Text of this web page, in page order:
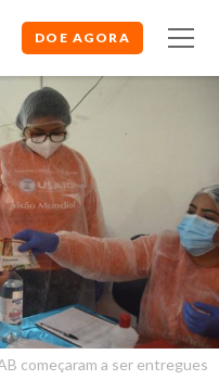
DOE AGORA
começaram a ser entregues